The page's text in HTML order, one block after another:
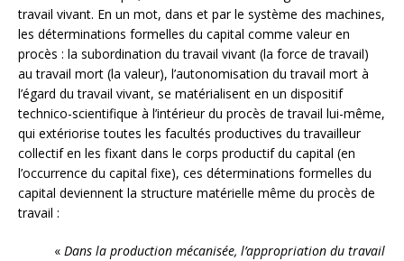
travail vivant. En un mot, dans et par le système des machines,
les déterminations formelles du capital comme valeur en
procès : la subordination du travail vivant (la force de travail)
au travail mort (la valeur), l’autonomisation du travail mort à
l’égard du travail vivant, se matérialisent en un dispositif
technico-scientifique à l’intérieur du procès de travail lui-même,
qui extériorise toutes les facultés productives du travailleur
collectif en les fixant dans le corps productif du capital (en
l’occurrence du capital fixe), ces déterminations formelles du
capital deviennent la structure matérielle même du procès de
travail :
« Dans la production mécanisée, l’appropriation du travail